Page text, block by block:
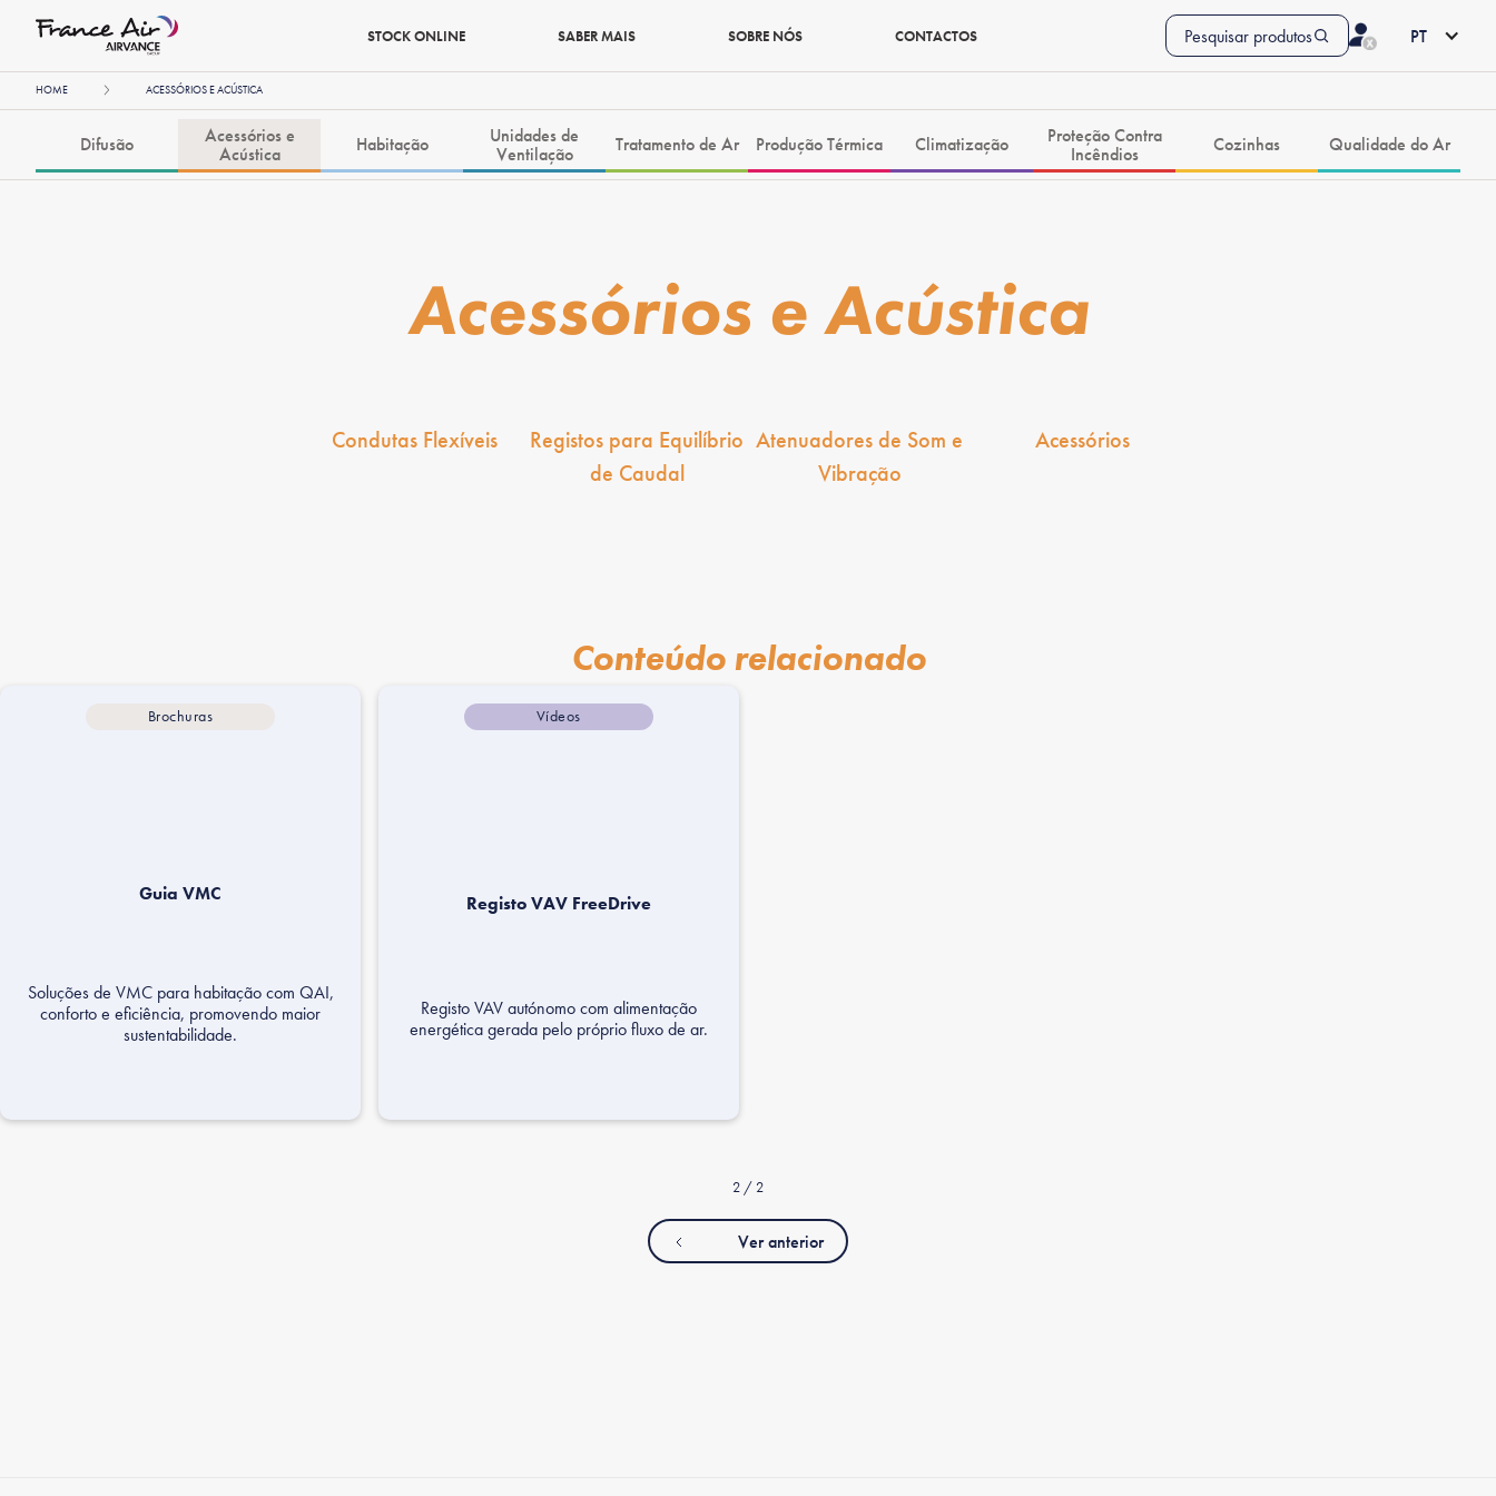
STOCK ONLINE SABER MAIS SOBRE NÓS CONTACTOS Pesquisar produtos PT
HOME ACESSÓRIOS E ACÚSTICA
Difusão
Acessórios e
Acústica
Habitação
Unidades de
Ventilação
Tratamento de Ar Produção Térmica Climatização
Proteção Contra
Incêndios
Cozinhas Qualidade do Ar
Acessórios e Acústica
Condutas Flexíveis
Registos para Equilíbrio
de Caudal
Atenuadores de Som e
Vibração
Acessórios
Conteúdo relacionado
Brochuras
Guia VMC
Soluções de VMC para habitação com QAI,
conforto e eficiência, promovendo maior
sustentabilidade.
Vídeos
Registo VAV FreeDrive
Registo VAV autónomo com alimentação
energética gerada pelo próprio fluxo de ar.
2 / 2
Ver anterior